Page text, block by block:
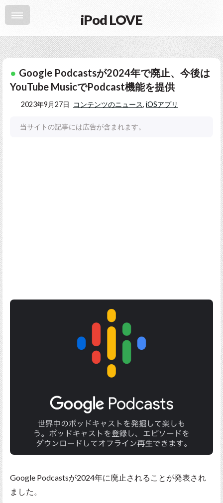
iPod LOVE
Google Podcastsが2024年で廃止、今後は
YouTube MusicでPodcast機能を提供
2023年9月27日 コンテンツのニュース, iOSアプリ
当サイトの記事には広告が含まれます。
Google Podcastsが2024年に廃止されることが発表され
ました。